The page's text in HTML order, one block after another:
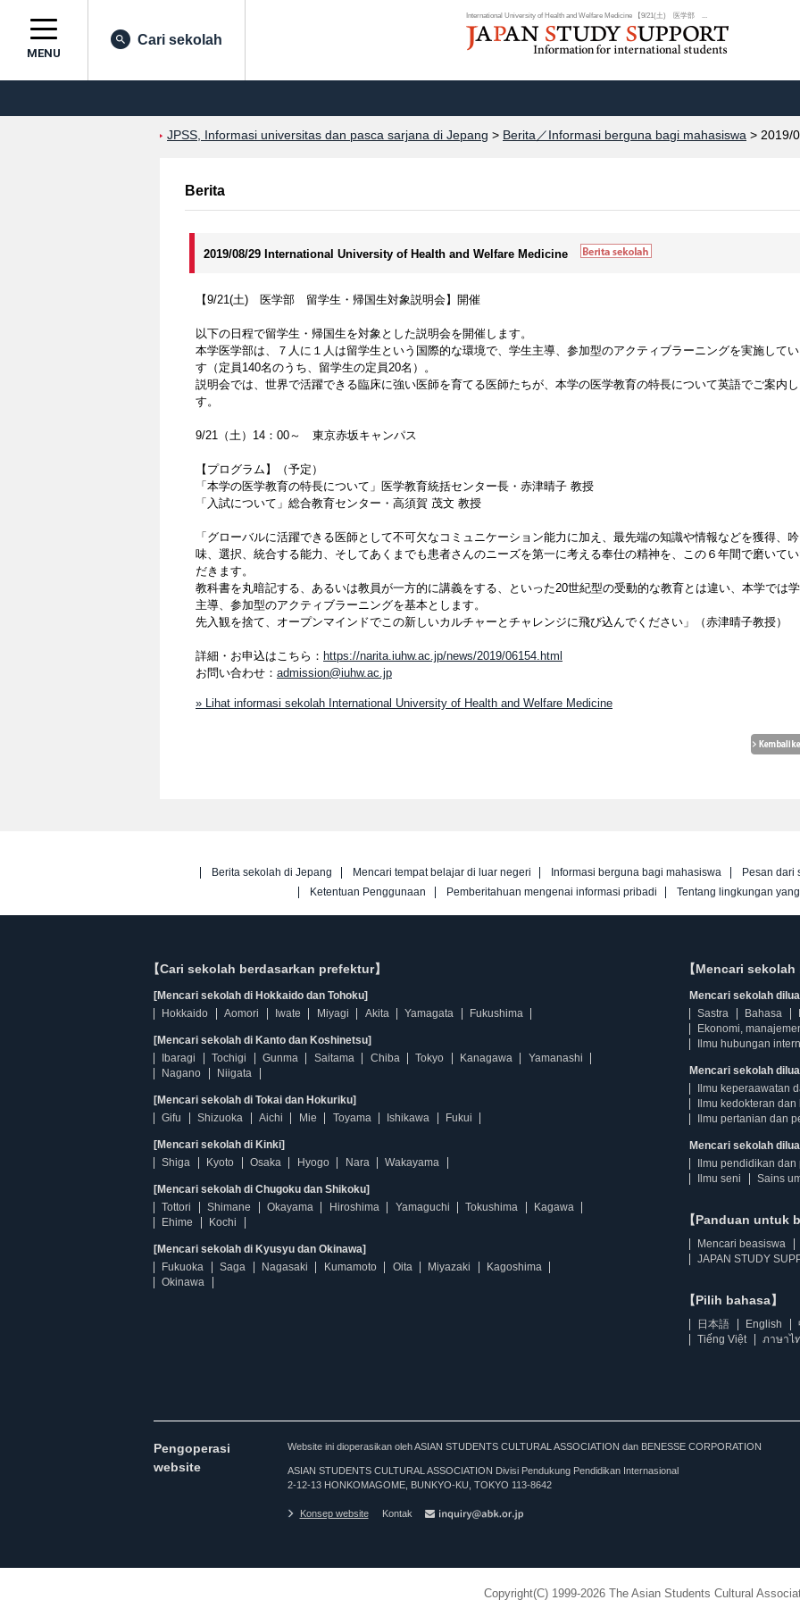
International University of Health and Welfare Medicine 【9/21(土) 医学部 ...
MENU
Cari sekolah
JPSS, Informasi universitas dan pasca sarjana di Jepang > Berita／Informasi berguna bagi mahasiswa > 2019/
Berita
2019/08/29 International University of Health and Welfare Medicine
【9/21(土) 医学部 留学生・帰国生対象説明会】開催
以下の日程で留学生・帰国生を対象とした説明会を開催します。
本学医学部は、７人に１人は留学生という国際的な環境で、学生主導、参加型のアクティブラーニングを実施して
す（定員140名のうち、留学生の定員20名）。
説明会では、世界で活躍できる臨床に強い医師を育てる医師たちが、本学の医学教育の特長について英語でご案内
す。
9/21（土）14：00～ 東京赤坂キャンパス
【プログラム】（予定）
「本学の医学教育の特長について」医学教育統括センター長・赤津晴子 教授
「入試について」総合教育センター・高須賀 茂文 教授
「グローバルに活躍できる医師として不可欠なコミュニケーション能力に加え、最先端の知識や情報などを獲得、吟
味、選択、統合する能力、そしてあくまでも患者さんのニーズを第一に考える奉仕の精神を、この６年間で磨いて
だきます。
教科書を丸暗記する、あるいは教員が一方的に講義をする、といった20世紀型の受動的な教育とは違い、本学では
主導、参加型のアクティブラーニングを基本とします。
先入観を捨て、オープンマインドでこの新しいカルチャーとチャレンジに飛び込んでください」（赤津晴子教授）
詳細・お申込はこちら： https://narita.iuhw.ac.jp/news/2019/06154.html
お問い合わせ： admission@iuhw.ac.jp
» Lihat informasi sekolah International University of Health and Welfare Medicine
Berita sekolah di Jepang Mencari tempat belajar di luar negeri Informasi berguna bagi mahasiswa
Pesan dari
Ketentuan Penggunaan
Pemberitahuan mengenai informasi pribadi Tentang lingkungan
【Cari sekolah berdasarkan prefektur】
[Mencari sekolah di Hokkaido dan Tohoku]
Hokkaido
Aomori Iwate Miyagi Akita Yamagata Fukushima
[Mencari sekolah di Kanto dan Koshinetsu]
Ibaragi
Tochigi Gunma Saitama Chiba Tokyo Kanagawa
Yamanashi
Nagano
Niigata
[Mencari sekolah di Tokai dan Hokuriku]
Gifu
Shizuoka Aichi Mie Toyama Ishikawa Fukui
[Mencari sekolah di Kinki]
Shiga
Kyoto Osaka Hyogo Nara Wakayama
[Mencari sekolah di Chugoku dan Shikoku]
Tottori
Shimane Okayama Hiroshima Yamaguchi Tokushima
Kagawa
Ehime
Kochi
[Mencari sekolah di Kyusyu dan Okinawa]
Fukuoka
Saga Nagasaki Kumamoto Oita Miyazaki
Kagoshima
Okinawa
【Mencari
Mencari sekolah
Sastra
Bahasa
Ekonomi,
Ilmu hubungan
Mencari sekolah
Ilmu keperaawatan
Ilmu kedokteran
Ilmu pertanian dan
Mencari sekolah
Ilmu pendidikan
Ilmu seni
Sains
【Panduan untuk
Mencari beasiswa
JAPAN STUDY
【Pilih bahasa】
日本語 English
Tiếng Việt
ภาษาไ
Pengoperasi
website
Website ini dioperasikan oleh ASIAN STUDENTS CULTURAL ASSOCIATION dan BENESSE CORPORATION
ASIAN STUDENTS CULTURAL ASSOCIATION Divisi Pendukung Pendidikan Internasional
2-12-13 HONKOMAGOME, BUNKYO-KU, TOKYO 113-8642
Konsep website Kontak
Copyright(C) 1999-2026 The Asian Students Cultural